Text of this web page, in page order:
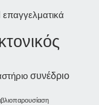
επαγγελματικά
συνέδριο